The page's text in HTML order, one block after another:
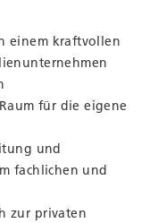
einem kraftvollen
für die eigene
und
fachlichen und
zur privaten